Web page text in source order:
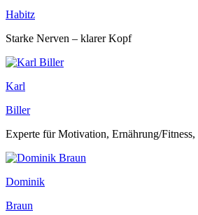
Habitz
Starke Nerven – klarer Kopf
Karl
Biller
Experte für Motivation, Ernährung/Fitness,
Dominik
Braun